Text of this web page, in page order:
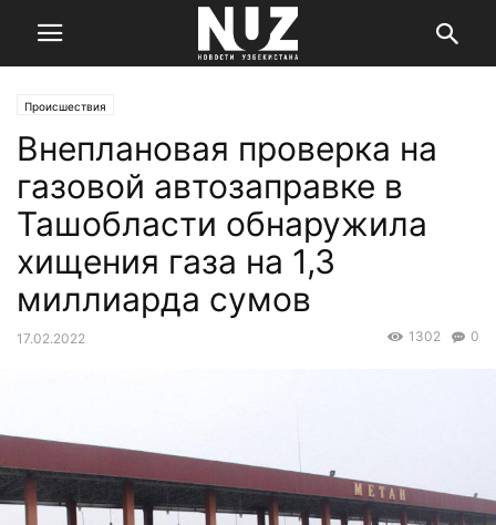
Происшествия
Внеплановая проверка на
газовой автозаправке в
Ташобласти обнаружила
хищения газа на 1,3
миллиарда сумов
17.02.2022 0
1302